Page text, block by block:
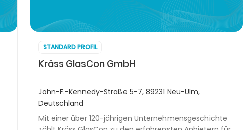
STANDARD PROFIL
Kräss GlasCon GmbH
John-F.-Kennedy-Straße 5-7, 89231 Neu-Ulm,
Deutschland
Mit einer über 120-jährigen Unternehmensgeschichte